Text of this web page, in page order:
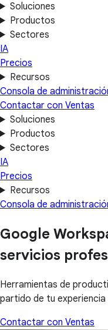
Soluciones
Productos
Sectores
IA
Precios
Recursos
Consola de
Contactar con Ventas
Soluciones
Productos
Sectores
IA
Precios
Recursos
Consola de
Google
servicios
Herramientas de
partido de tu
Contactar con Ventas